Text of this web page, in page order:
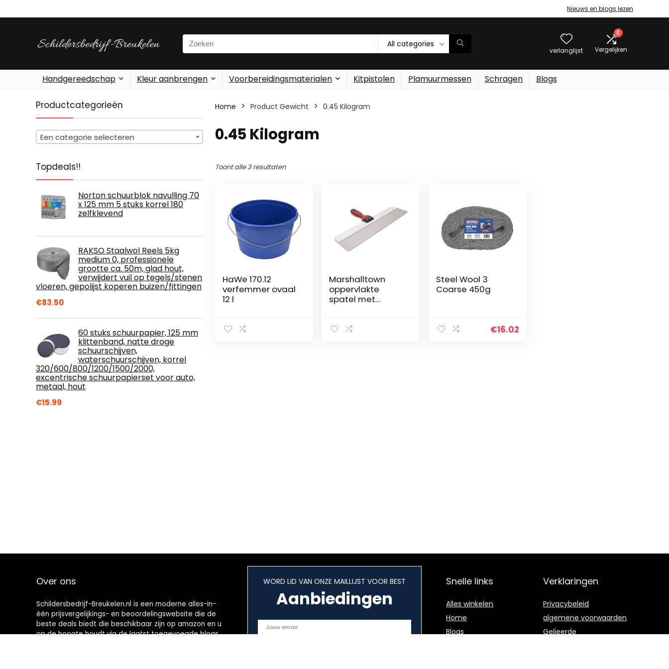
Nieuws en blogs lezen
Search
for:
All categories
verlanglijst
0
Vergelijken
Handgereedschap Kleur aanbrengen Voorbereidingsmaterialen Kitpistolen Plamuurmessen Schragen Blogs
Productcategorieën
Een categorie selecteren
Topdeals!!
Norton schuurblok navulling 70
x 125 mm 5 stuks korrel 180
zelfklevend
RAKSO Staalwol Reels 5kg
medium 0, professionele
grootte ca. 50m, glad hout,
verwijdert vuil op tegels/stenen
vloeren, gepolijst koperen buizen/fittingen
€83.50
60 stuks schuurpapier, 125 mm
klittenband, natte droge
schuurschijven,
waterschuurschijven, korrel
320/600/800/1200/1500/2000,
excentrische schuurpapierset voor auto,
metaal, hout
€15.99
Home Product Gewicht ‎0.45 Kilogram
‎0.45 Kilogram
Toont alle 3 resultaten
HaWe 170.12
verfemmer ovaal
12 l
Marshalltown
oppervlakte
spatel met
staal,
Steel Wool 3
Coarse 450g
€16.02
Over ons
Schildersbedrijf-Breukelen.nl is een moderne alles-in-
één prijsvergelijkings- en beoordelingswebsite die de
beste deals biedt die beschikbaar zijn op amazon en u
op de hoogte houdt via de laatst toegevoegde blogs.
WORD LID VAN ONZE MAILLIJST VOOR BEST
Aanbiedingen
Snelle links
Alles winkelen
Home
Blogs
Verklaringen
Privacybeleid
algemene voorwaarden
Gelieerde